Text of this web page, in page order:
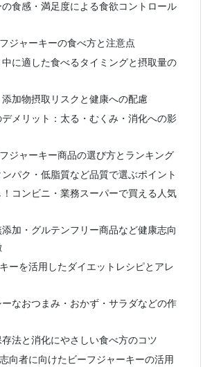
食感・満足度による食欲コントロール
ジャーキーの食べ方と注意点
中に適した食べるタイミングと摂取量の
加物摂取リスクと健康への配慮
メリット：太る・むくみ・消化への影
ジャーキー商品の選び方とランキング
パク・低脂質など品質で選ぶポイント
！コンビニ・業務スーパーで買える人気
加・グルテンフリー商品など健康志向
ーを活用したダイエットレシピとアレ
なおつまみ・おかず・サラダなどの作
法と消化にやさしい食べ方のコツ
向者に向けたビーフジャーキーの活用